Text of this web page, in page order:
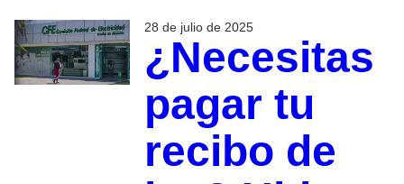
28 de julio de 2025
¿Necesitas
pagar tu
recibo de